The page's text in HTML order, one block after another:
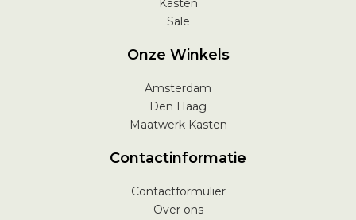
Kasten
Sale
Onze Winkels
Amsterdam
Den Haag
Maatwerk Kasten
Contactinformatie
Contactformulier
Over ons